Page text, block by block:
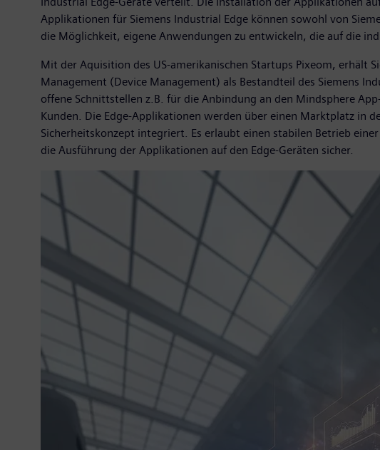
Applikationen für Siemens Industrial Edge können sowohl von
die Möglichkeit, eigene Anwendungen zu entwickeln, die auf die
Mit der Aquisition des US-amerikanischen Startups Pixeom, erhält
Management (Device Management) als Bestandteil des Siemens
offene Schnittstellen z.B. für die Anbindung an den Mindsphere
Kunden. Die Edge-Applikationen werden über einen Marktplatz in
Sicherheitskonzept integriert. Es erlaubt einen stabilen Betrieb
die Ausführung der Applikationen auf den Edge-Geräten sicher.